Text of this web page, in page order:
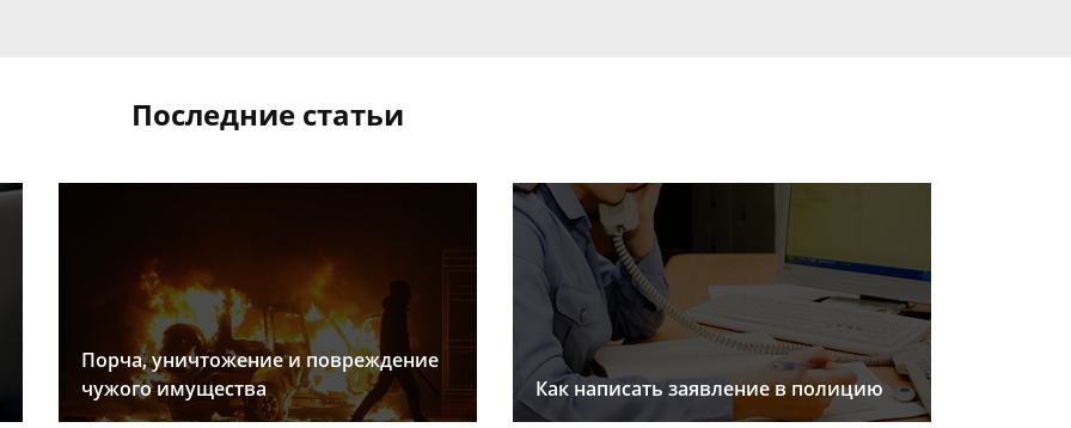
Последние статьи
Порча, уничтожение и повреждение
чужого имущества
Как написать заявление в полицию